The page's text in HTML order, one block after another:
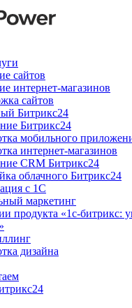
сайтов
интернет-магазинов
сайтов
Битрикс24
Битрикс24
мобильного
интернет-магазинов
CRM Битрикс24
облачного Битрикс24
с 1С
маркетинг
продукта «1с-битрикс:
дизайна